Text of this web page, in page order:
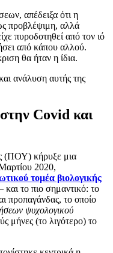
απέδειξα ότι η
προβλέψιμη, αλλά
πυροδοτηθεί από τον ιό
από κάπου αλλού.
θα ήταν η ίδια.
ανάλυση αυτής της
Covid και
(ΠΟΥ) κήρυξε μια
2020,
τομέα βιολογικής
και το πιο σημαντικό: το
προπαγάνδας, το οποίο
ψυχoλογικού
μήνες (το λιγότερο) το